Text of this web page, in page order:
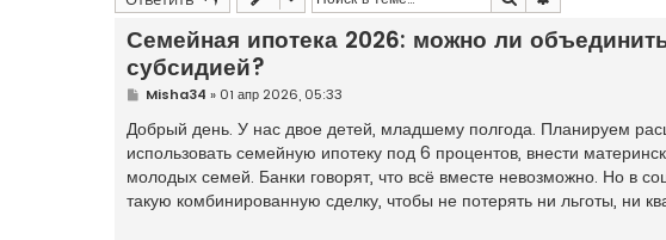
Семейная ипотека 2026: можно ли
субсидией?
С
о
б
щ
е
н
и
Misha34 » 01 апр 2026, 05:33
Добрый день. У нас двое детей, младшему полгода. Планируем
использовать семейную ипотеку под 6 процентов, внести
молодых семей. Банки говорят, что всё вместе невозможно. Но в
такую комбинированную сделку, чтобы не потерять ни льготы, ни